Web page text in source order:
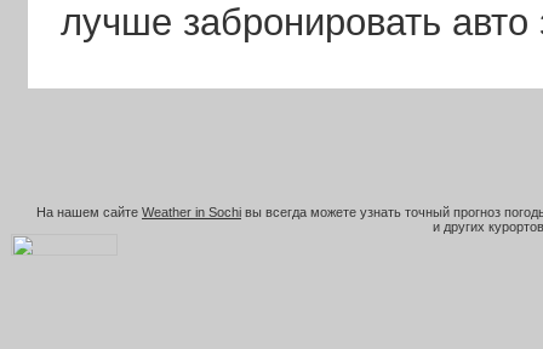
лучше забронировать
На нашем сайте Weather in Sochi вы всегда можете узнать точный прогноз
и других